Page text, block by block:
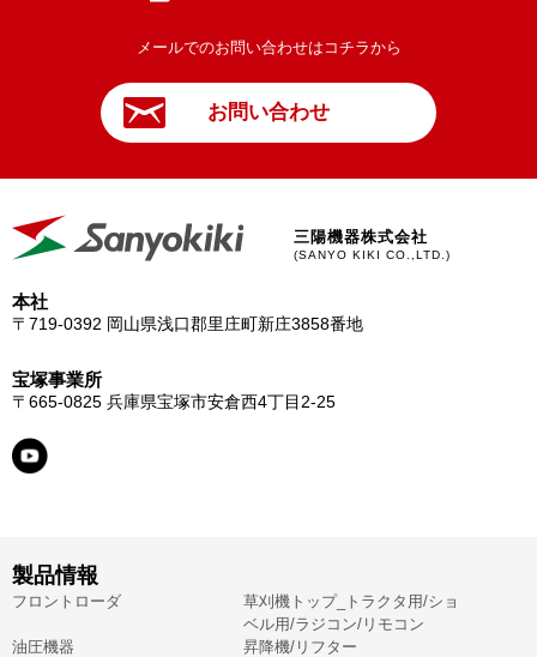
メールでのお問い合わせはコチラから
お問い合わせ
三陽機器株式会社
(SANYO KIKI CO.,LTD.)
本社
〒719-0392 岡山県浅口郡里庄町新庄3858番地
宝塚事業所
〒665-0825 兵庫県宝塚市安倉西4丁目2-25
製品情報
フロントローダ
草刈機トップ_トラクタ用/ショ
ベル用/ラジコン/リモコン
油圧機器
昇降機/リフター